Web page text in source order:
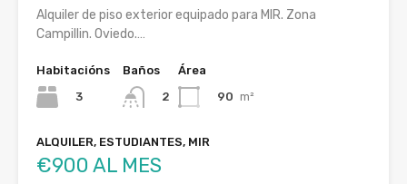
Alquiler de piso exterior equipado para MIR. Zona
Campillin. Oviedo.…
Habitacións
3
Baños
2
Área
90 m²
ALQUILER, ESTUDIANTES, MIR
€900 AL MES